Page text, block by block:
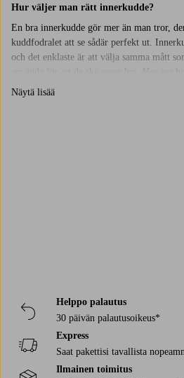
Hur väljer man rätt innerkudde?
En bra innerkudde gör mer än man tror,
kuddfodralet att se sådär perfekt ut.
och det enklaste är att välja samma mått
olika storlekar. De blir perfekta till dina
Näytä lisää
Helppo palautus
30 päivän palautusoikeus*
Express
Saat pakettisi tavallista
Ilmainen toimitus